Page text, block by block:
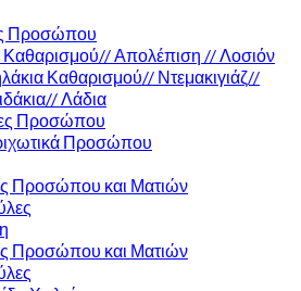
Προσώπου
Καθαρισμού// Απολέπιση // Λοσιόν
Καθαρισμού// Ντεμακιγιάζ//
Λάδια
Προσώπου
Προσώπου
Προσώπου και Ματιών
Προσώπου και Ματιών